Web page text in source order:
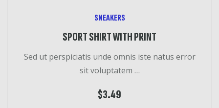
SNEAKERS
SPORT SHIRT WITH PRINT
Sed ut perspiciatis unde omnis iste natus error
sit voluptatem …
$3.49